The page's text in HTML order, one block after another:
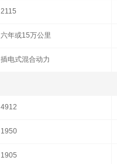
2115
六年或15万公里
插电式混合动力
4912
1950
1905